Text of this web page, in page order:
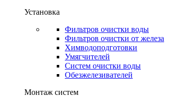
Установка
Фильтров очистки воды
Фильтров очистки от железа
Химводоподготовки
Умягчителей
Систем очистки воды
Обезжелезивателей
Монтаж систем